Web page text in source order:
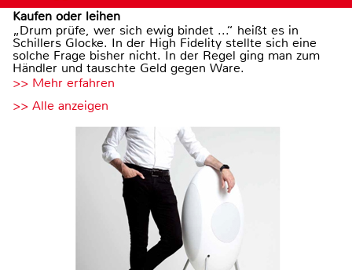
Kaufen oder leihen
„Drum prüfe, wer sich ewig bindet ...“ heißt es in
Schillers Glocke. In der High Fidelity stellte sich eine
solche Frage bisher nicht. In der Regel ging man zum
Händler und tauschte Geld gegen Ware.
>> Mehr erfahren
>> Alle anzeigen